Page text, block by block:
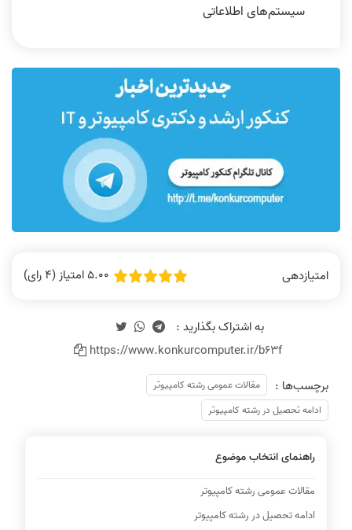
سیستم‌های اطلاعاتی
امتیازدهی 5.00 امتیاز (4 رای)
https://www.konkurcomputer.ir/b63f
برچسب‌ها :
مقالات عمومی رشته کامپیوتر
ادامه تحصیل در رشته کامپیوتر
راهنمای انتخاب موضوع
مقالات عمومی رشته کامپیوتر
ادامه تحصیل در رشته کامپیوتر